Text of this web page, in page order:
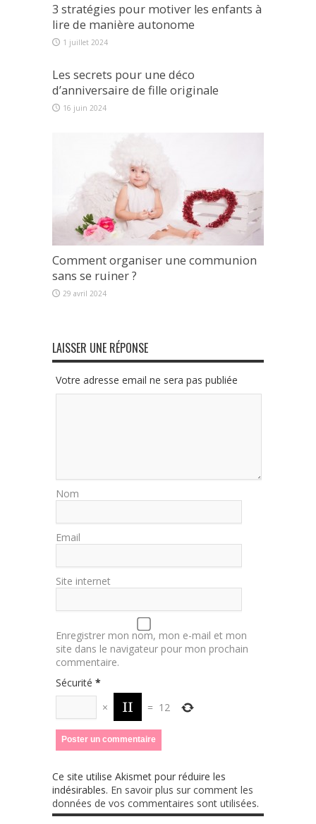
3 stratégies pour motiver les enfants à
lire de manière autonome
1 juillet 2024
Les secrets pour une déco
d’anniversaire de fille originale
16 juin 2024
Comment organiser une communion
sans se ruiner ?
29 avril 2024
LAISSER UNE RÉPONSE
Votre adresse email ne sera pas publiée
Nom
Email
Site internet
Enregistrer mon nom, mon e-mail et mon
site dans le navigateur pour mon prochain
commentaire.
Sécurité *
×
= 12
Ce site utilise Akismet pour réduire les
indésirables. En savoir plus sur comment les
données de vos commentaires sont utilisées.